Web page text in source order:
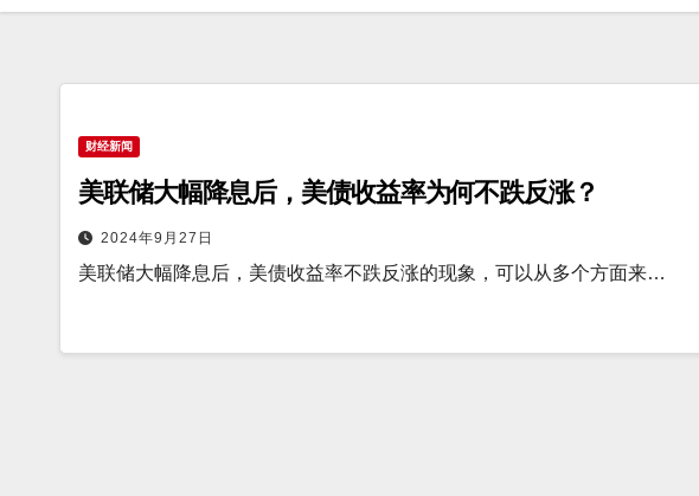
财经新闻
美联储大幅降息后，美债收益率为何不跌反涨？
2024年9月27日
美联储大幅降息后，美债收益率不跌反涨的现象，可以从多个方面来…